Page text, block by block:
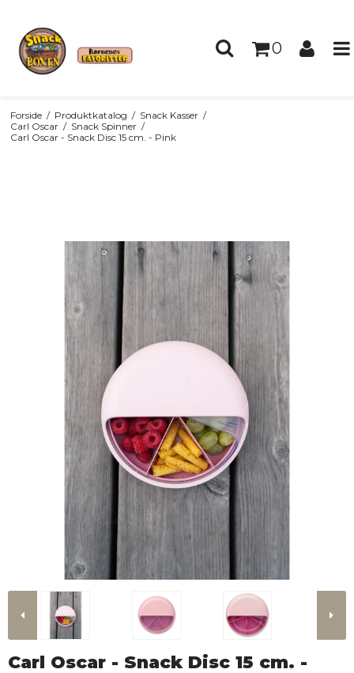
0
Forside / Produktkatalog / Snack Kasser /
Carl Oscar / Snack Spinner /
Carl Oscar - Snack Disc 15 cm. - Pink
Carl Oscar - Snack Disc 15 cm. -